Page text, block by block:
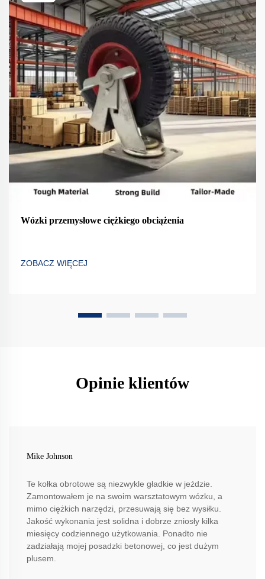
Wózki przemysłowe ciężkiego obciążenia
ZOBACZ WIĘCEJ
Opinie klientów
Mike Johnson
Te kołka obrotowe są niezwykle gładkie w jeździe.
Zamontowałem je na swoim warsztatowym wózku, a
mimo ciężkich narzędzi, przesuwają się bez wysiłku.
Jakość wykonania jest solidna i dobrze zniosły kilka
miesięcy codziennego użytkowania. Ponadto nie
zadziałają mojej posadzki betonowej, co jest dużym
plusem.